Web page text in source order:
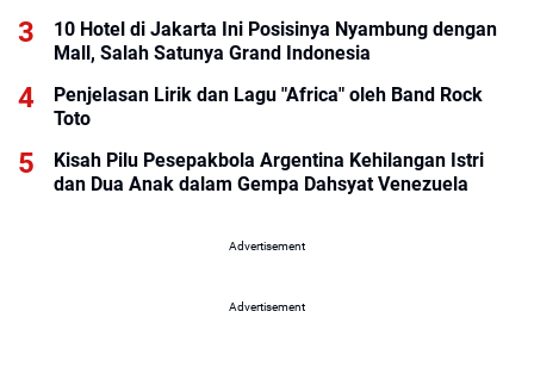
10 Hotel di Jakarta Ini Posisinya Nyambung dengan
Mall, Salah Satunya Grand Indonesia
Penjelasan Lirik dan Lagu "Africa" oleh Band Rock
Toto
Kisah Pilu Pesepakbola Argentina Kehilangan Istri
dan Dua Anak dalam Gempa Dahsyat Venezuela
Advertisement
Advertisement